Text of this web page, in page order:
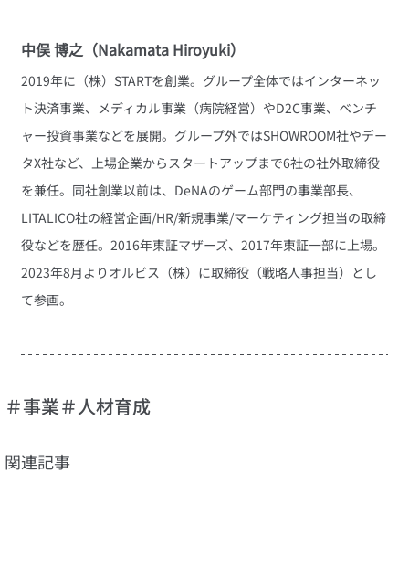
中俣 博之（Nakamata Hiroyuki）
2019年に（株）STARTを創業。グループ全体ではインターネッ
ト決済事業、メディカル事業（病院経営）やD2C事業、ベンチ
ャー投資事業などを展開。グループ外ではSHOWROOM社やデー
タX社など、上場企業からスタートアップまで6社の社外取締役
を兼任。同社創業以前は、DeNAのゲーム部門の事業部長、
LITALICO社の経営企画/HR/新規事業/マーケティング担当の取締
役などを歴任。2016年東証マザーズ、2017年東証一部に上場。
2023年8月よりオルビス（株）に取締役（戦略人事担当）とし
て参画。
＃事業＃人材育成
関連記事